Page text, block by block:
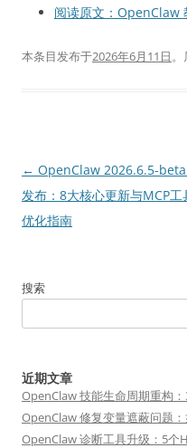
阅读原文：OpenClaw
本条目发布于2026年6月11日。
文
章
导
← OpenClaw 2026.6.5-
发布：8大核心更新与MCP工
优化指南
搜索
近期文章
OpenClaw 技能生命周期重构
OpenClaw 修复变量遮蔽问题
OpenClaw 诊断工具升级：5个